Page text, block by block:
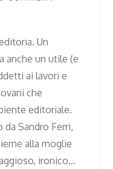
Un
anche un utile (e
ai lavori e
che
editoriale.
Sandro Ferri,
alla moglie
ironico…